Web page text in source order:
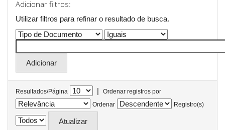
Adicionar filtros:
Utilizar filtros para refinar o resultado de busca.
Resultados/Página |
Ordenar registros por
Ordenar
Registro(s)